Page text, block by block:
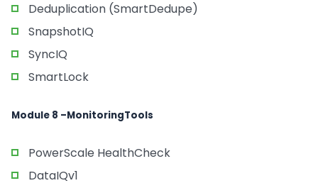
Deduplication (SmartDedupe)
SnapshotIQ
SyncIQ
SmartLock
Module 8 –MonitoringTools
PowerScale HealthCheck
DataIQv1